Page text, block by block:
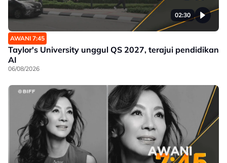
02:30
AWANI 7:45
Taylor's University unggul QS 2027, terajui pendidikan
AI
06/08/2026